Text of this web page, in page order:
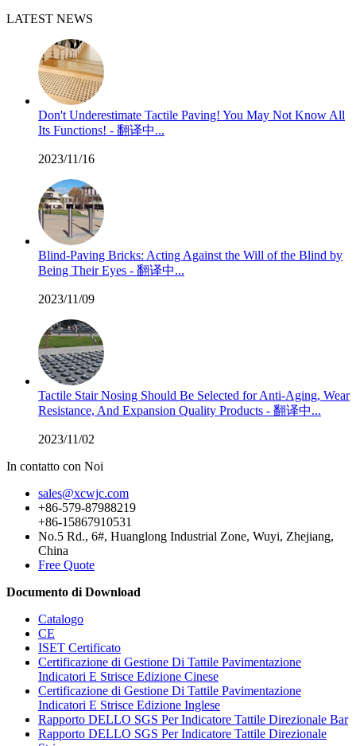
LATEST NEWS
Don't Underestimate Tactile Paving! You May Not Know All
Its Functions! - 翻译中...
2023/11/16
Blind-Paving Bricks: Acting Against the Will of the Blind by
Being Their Eyes - 翻译中...
2023/11/09
Tactile Stair Nosing Should Be Selected for Anti-Aging, Wear
Resistance, And Expansion Quality Products - 翻译中...
2023/11/02
In contatto con Noi
sales@xcwjc.com
+86-579-87988219
+86-15867910531
No.5 Rd., 6#, Huanglong Industrial Zone, Wuyi, Zhejiang,
China
Free Quote
Documento di Download
Catalogo
CE
ISET Certificato
Certificazione di Gestione Di Tattile Pavimentazione
Indicatori E Strisce Edizione Cinese
Certificazione di Gestione Di Tattile Pavimentazione
Indicatori E Strisce Edizione Inglese
Rapporto DELLO SGS Per Indicatore Tattile Direzionale Bar
Rapporto DELLO SGS Per Indicatore Tattile Direzionale